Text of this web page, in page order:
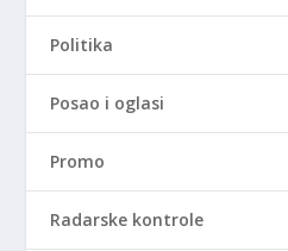
Politika
Posao i oglasi
Promo
Radarske kontrole